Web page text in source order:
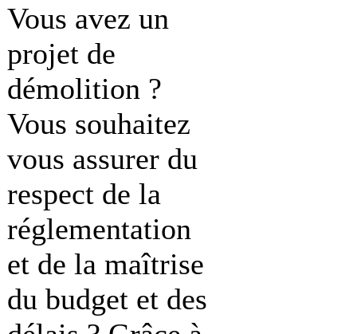
Vous avez un
projet de
démolition ?
Vous souhaitez
vous assurer du
respect de la
réglementation
et de la maîtrise
du budget et des